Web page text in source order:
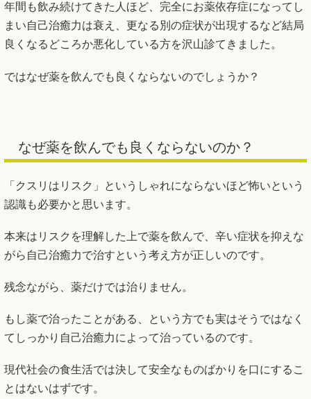
年間も飲み続けてきた人ほど、完全にお薬依存症になってし
まい自己治癒力は衰え、更なる別の症状が出現するなど結局
良くなるどころか悪化している方を沢山診てきました。
ではなぜ薬を飲んでも良くならないのでしょうか？
なぜ薬を飲んでも良くならないのか？
「クスリはリスク」というしゃれにならないほど怖いという
認識も必要かと思います。
本来はリスクを理解した上で薬を飲んで、辛い症状を抑えな
がら自己治癒力で治すという考え方が正しいのです。
残念ながら、薬だけでは治りません。
もし薬で治ったことがある、という方でも実はそうではなく
てしっかり自己治癒力によって治っているのです。
現代社会の食生活では決して安全なものばかりを口にするこ
とはないはずです。